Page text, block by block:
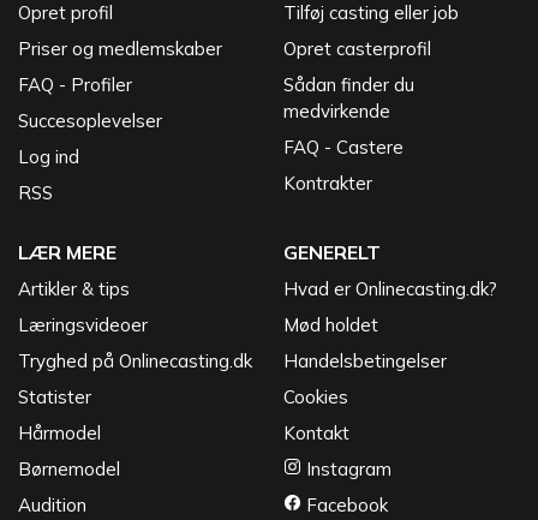
Opret profil
Priser og medlemskaber
FAQ - Profiler
Succesoplevelser
Log ind
RSS
Tilføj casting eller job
Opret casterprofil
Sådan finder du
medvirkende
FAQ - Castere
Kontrakter
LÆR MERE
Artikler & tips
Læringsvideoer
Tryghed på Onlinecasting.dk
Statister
Hårmodel
Børnemodel
Audition
GENERELT
Hvad er Onlinecasting.dk?
Mød holdet
Handelsbetingelser
Cookies
Kontakt
Instagram
Facebook